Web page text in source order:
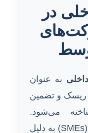
در
به عنوان
ریسک و تضمین
می‌شود.
شرکت‌های کوچک و متوسط (SMEs) به دلیل